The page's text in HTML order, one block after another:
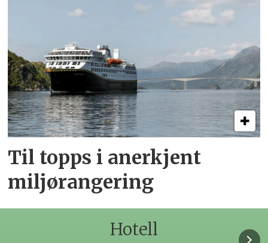
Til topps i anerkjent
miljørangering
Hotell